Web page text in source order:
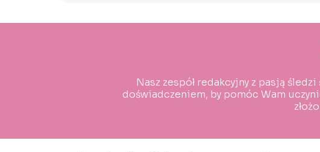
Nasz zespół redakcyjny z pasją
doświadczeniem, by pomóc Wam